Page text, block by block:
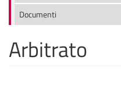
Documenti
Arbitrato